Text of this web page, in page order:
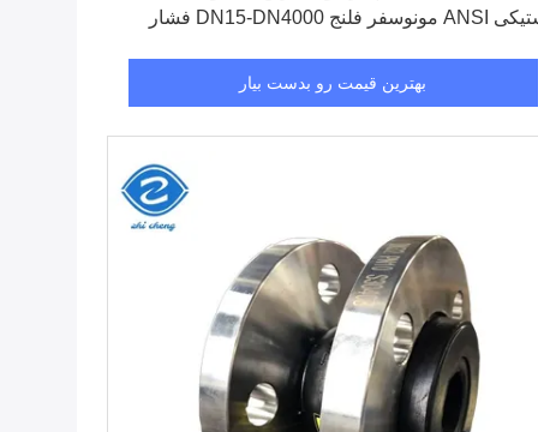
لاستیکی ANSI مونوسفر فلنج DN15-DN4000 فشار
بهترین قیمت رو بدست بیار